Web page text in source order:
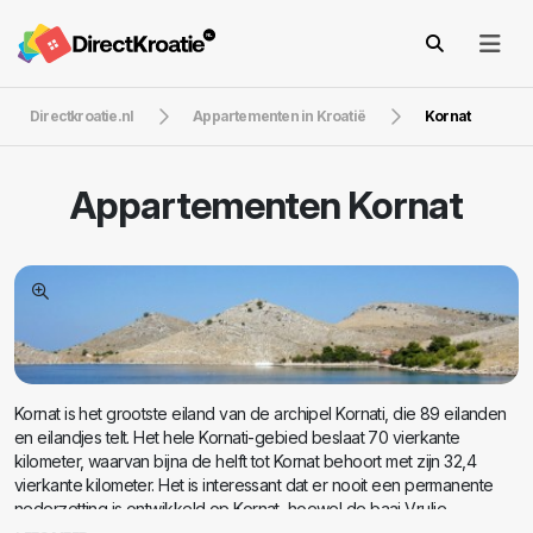
Directkroatie.nl Appartementen in Kroatië Kornat
Appartementen Kornat
Kornat is het grootste eiland van de archipel Kornati, die 89 eilanden
en eilandjes telt. Het hele Kornati-gebied beslaat 70 vierkante
kilometer, waarvan bijna de helft tot Kornat behoort met zijn 32,4
vierkante kilometer. Het is interessant dat er nooit een permanente
nederzetting is ontwikkeld op Kornat, hoewel de baai Vrulje